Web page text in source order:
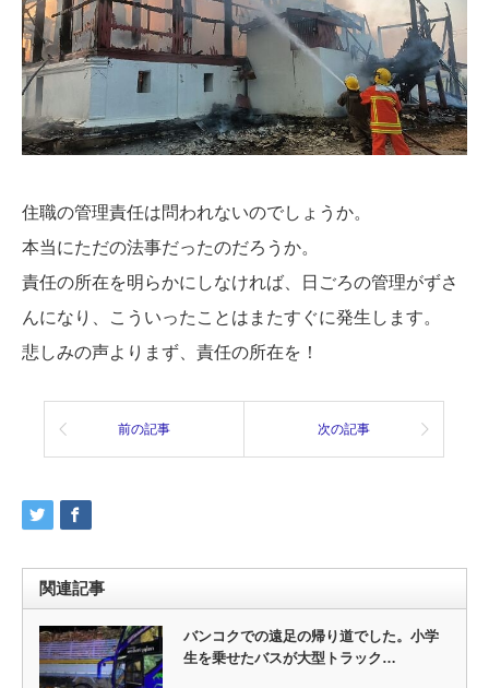
住職の管理責任は問われないのでしょうか。
本当にただの法事だったのだろうか。
責任の所在を明らかにしなければ、日ごろの管理がずさ
んになり、こういったことはまたすぐに発生します。
悲しみの声よりまず、責任の所在を！
前の記事 次の記事
関連記事
バンコクでの遠足の帰り道でした。小学
生を乗せたバスが大型トラック…